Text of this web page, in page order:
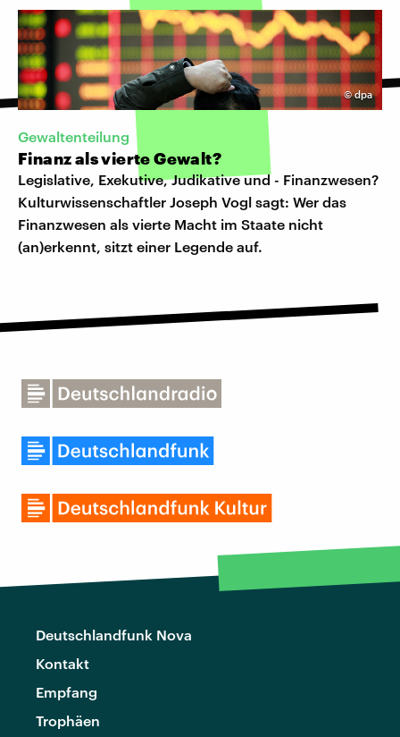
©dpa
Gewaltenteilung
Finanz als vierte Gewalt?
Legislative, Exekutive, Judikative und - Finanzwesen?
Kulturwissenschaftler Joseph Vogl sagt: Wer das
Finanzwesen als vierte Macht im Staate nicht
(an)erkennt, sitzt einer Legende auf.
Deutschlandfunk Nova
Kontakt
Empfang
Trophäen